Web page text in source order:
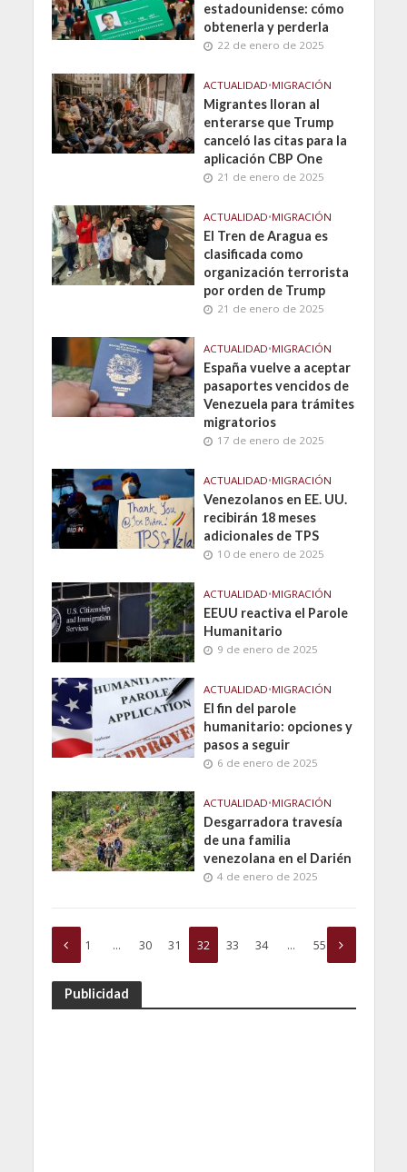
estadounidense: cómo
obtenerla y perderla
22 de enero de 2025
ACTUALIDAD•MIGRACIÓN
Migrantes lloran al
enterarse que Trump
canceló las citas para la
aplicación CBP One
21 de enero de 2025
ACTUALIDAD•MIGRACIÓN
El Tren de Aragua es
clasificada como
organización terrorista
por orden de Trump
21 de enero de 2025
ACTUALIDAD•MIGRACIÓN
España vuelve a aceptar
pasaportes vencidos de
Venezuela para trámites
migratorios
17 de enero de 2025
ACTUALIDAD•MIGRACIÓN
Venezolanos en EE. UU.
recibirán 18 meses
adicionales de TPS
10 de enero de 2025
ACTUALIDAD•MIGRACIÓN
EEUU reactiva el Parole
Humanitario
9 de enero de 2025
ACTUALIDAD•MIGRACIÓN
El fin del parole
humanitario: opciones y
pasos a seguir
6 de enero de 2025
ACTUALIDAD•MIGRACIÓN
Desgarradora travesía
de una familia
venezolana en el Darién
4 de enero de 2025
1 … 30 31 32 33 34 … 55
Publicidad